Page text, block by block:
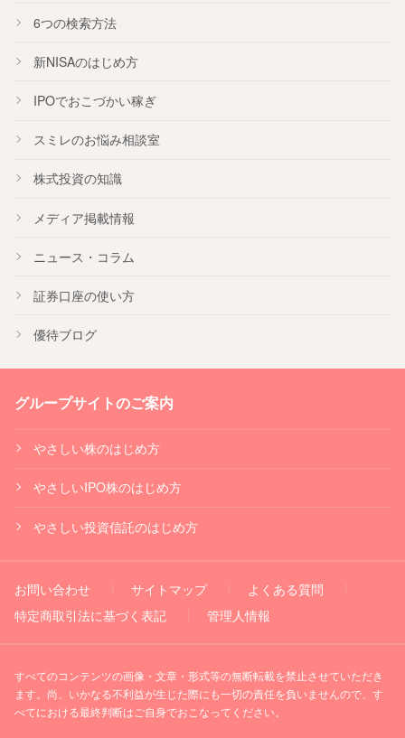
6つの検索方法
新NISAのはじめ方
IPOでおこづかい稼ぎ
スミレのお悩み相談室
株式投資の知識
メディア掲載情報
ニュース・コラム
証券口座の使い方
優待ブログ
グループサイトのご案内
やさしい株のはじめ方
やさしいIPO株のはじめ方
やさしい投資信託のはじめ方
お問い合わせ サイトマップ
よくある質問
特定商取引法に基づく表記
管理人情報
すべてのコンテンツの画像・文章・形式等の無断転載を禁止させていただき
ます。尚、いかなる不利益が生じた際にも一切の責任を負いませんので、す
べてにおける最終判断はご自身でおこなってください。